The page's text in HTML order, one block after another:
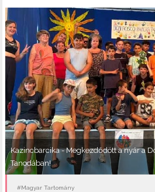
Kazincbarcika - Megkezdődött a nyár a
Tanodában!
#Magyar Tartomány